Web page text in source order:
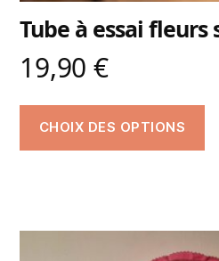
Tube à essai fleurs
19,90 €
CHOIX DES OPTIONS